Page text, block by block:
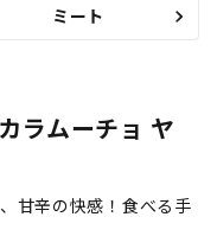
ミート
ラムーチョ ヤ
甘辛の快感！食べる手